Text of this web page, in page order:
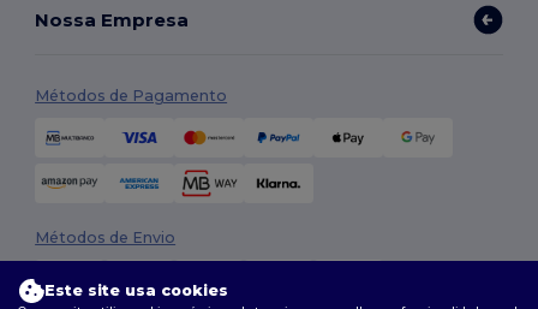
Nossa Empresa
Métodos de Pagamento
Métodos de Envio
Este site usa cookies